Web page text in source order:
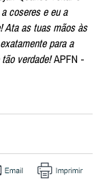
coseres e eu a
Ata as tuas mãos às
para a
verdade!APFN -